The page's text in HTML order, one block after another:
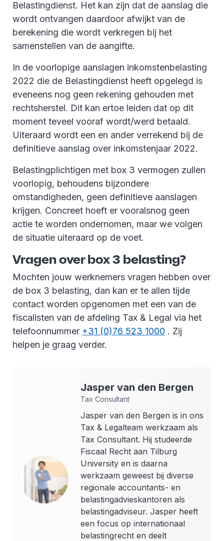
Belastingdienst. Het kan zijn dat de aanslag die
wordt ontvangen daardoor afwijkt van de
berekening die wordt verkregen bij het
samenstellen van de aangifte.
In de voorlopige aanslagen inkomstenbelasting
2022 die de Belastingdienst heeft opgelegd is
eveneens nog geen rekening gehouden met
rechtsherstel. Dit kan ertoe leiden dat op dit
moment teveel vooraf wordt/werd betaald.
Uiteraard wordt een en ander verrekend bij de
definitieve aanslag over inkomstenjaar 2022.
Belastingplichtigen met box 3 vermogen zullen
voorlopig, behoudens bijzondere
omstandigheden, geen definitieve aanslagen
krijgen. Concreet hoeft er vooralsnog geen
actie te worden ondernomen, maar we volgen
de situatie uiteraard op de voet.
Vragen over box 3 belasting?
Mochten jouw werknemers vragen hebben over
de box 3 belasting, dan kan er te allen tijde
contact worden opgenomen met een van de
fiscalisten van de afdeling Tax & Legal via het
telefoonnummer +31 (0)76 523 1000 . Zij
helpen je graag verder.
Jasper van den Bergen
Tax Consultant
Jasper van den Bergen is in ons
Tax & Legalteam werkzaam als
Tax Consultant. Hij studeerde
Fiscaal Recht aan Tilburg
University en is daarna
werkzaam geweest bij diverse
regionale accountants- en
belastingadvieskantoren als
belastingadviseur. Jasper heeft
een focus op internationaal
belastingrecht en deelt